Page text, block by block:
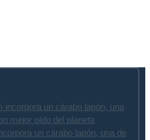
un cárabo lapón, una de